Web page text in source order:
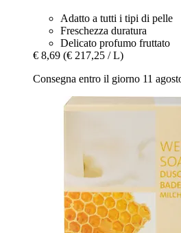
Adatto a tutti i tipi di pelle
Freschezza duratura
Delicato profumo fruttato
€ 8,69 (€ 217,25 / L)
Consegna entro il giorno 11